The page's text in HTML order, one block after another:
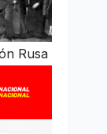
Rusa